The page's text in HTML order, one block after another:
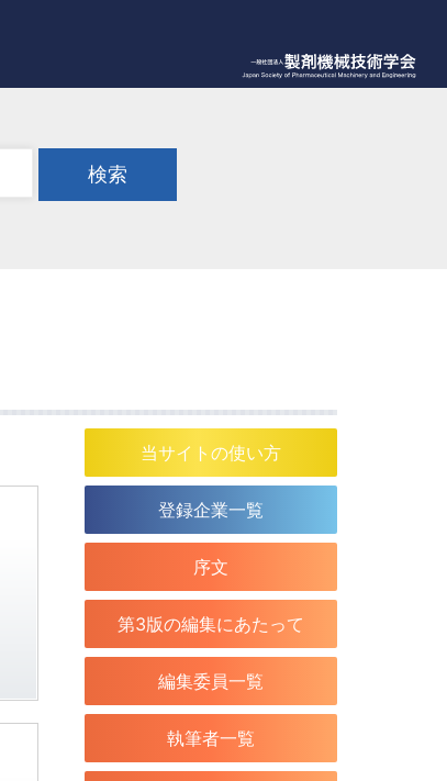
検索
当サイトの使い方
登録企業一覧
序文
第3版の編集にあたって
編集委員一覧
執筆者一覧